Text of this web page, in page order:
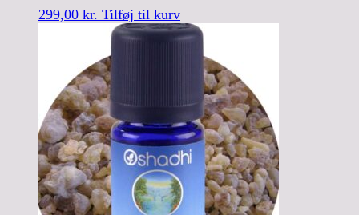
299,00 kr. Tilføj til kurv